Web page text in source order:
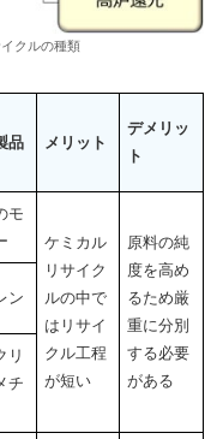
クルの種類
品 メリット
デメリッ
ト
モ
ケミカル
リサイク
ルの中で
はリサイ
クル工程
が短い
原料の純
度を高め
るため厳
重に分別
する必要
がある
ン
リ
チ